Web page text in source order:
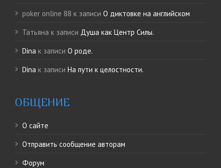
poker online 88 к записи О диктовке на английском
Татьяна к записи Душа как Центр Силы.
Dina к записи О роде.
Dina к записи На пути к целостности.
ОБЩЕНИЕ
О сайте
Отправить сообщение авторам
Форум